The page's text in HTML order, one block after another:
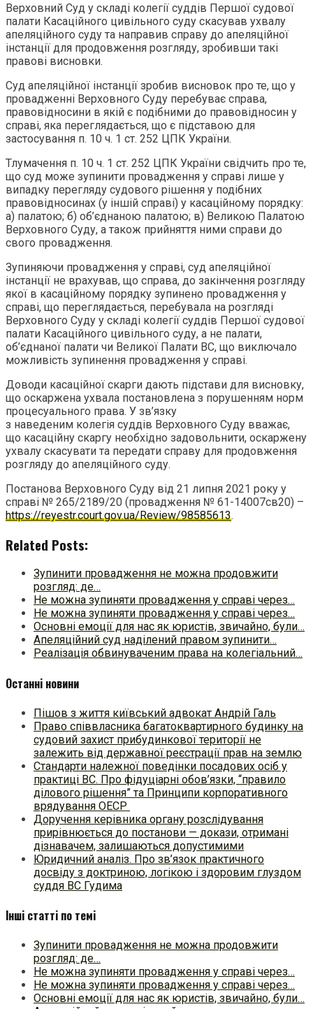
Верховний Суд у складі колегії суддів Першої судової
палати Касаційного цивільного суду скасував ухвалу
апеляційного суду та направив справу до апеляційної
інстанції для продовження розгляду, зробивши такі
правові висновки.
Суд апеляційної інстанції зробив висновок про те, що у
провадженні Верховного Суду перебуває справа,
правовідносини в якій є подібними до правовідносин у
справі, яка переглядається, що є підставою для
застосування п. 10 ч. 1 ст. 252 ЦПК України.
Тлумачення п. 10 ч. 1 ст. 252 ЦПК України свідчить про те,
що суд може зупинити провадження у справі лише у
випадку перегляду судового рішення у подібних
правовідносинах (у іншій справі) у касаційному порядку:
а) палатою; б) об’єднаною палатою; в) Великою Палатою
Верховного Суду, а також прийняття ними справи до
свого провадження.
Зупиняючи провадження у справі, суд апеляційної
інстанції не врахував, що справа, до закінчення розгляду
якої в касаційному порядку зупинено провадження у
справі, що переглядається, перебувала на розгляді
Верховного Суду у складі колегії суддів Першої судової
палати Касаційного цивільного суду, а не палати,
об’єднаної палати чи Великої Палати ВС, що виключало
можливість зупинення провадження у справі.
Доводи касаційної скарги дають підстави для висновку,
що оскаржена ухвала постановлена з порушенням норм
процесуального права. У зв’язку
з наведеним колегія суддів Верховного Суду вважає,
що касаційну скаргу необхідно задовольнити, оскаржену
ухвалу скасувати та передати справу для продовження
розгляду до апеляційного суду.
Постанова Верховного Суду від 21 липня 2021 року у
справі № 265/2189/20 (провадження № 61-14007св20) –
https://reyestr.court.gov.ua/Review/98585613.
Related Posts:
Зупинити провадження не можна продовжити
розгляд: де…
Не можна зупиняти провадження у справі через…
Не можна зупиняти провадження у справі через…
Основні емоції для нас як юристів, звичайно, були…
Апеляційний суд наділений правом зупинити…
Реалізація обвинуваченим права на колегіальний…
Останні новини
Пішов з життя київський адвокат Андрій Галь
Право співвласника багатоквартирного будинку на
судовий захист прибудинкової території не
залежить від державної реєстрації прав на землю
Стандарти належної поведінки посадових осіб у
практиці ВC. Про фідуціарні обов’язки, “правило
ділового рішення” та Принципи корпоративного
врядування ОЕСР
Доручення керівника органу розслідування
прирівнюється до постанови — докази, отримані
дізнавачем, залишаються допустимими
Юридичний аналіз. Про зв’язок практичного
досвіду з доктриною, логікою і здоровим глуздом
суддя ВС Гудима
Інші статті по темі
Зупинити провадження не можна продовжити
розгляд: де…
Не можна зупиняти провадження у справі через…
Не можна зупиняти провадження у справі через…
Основні емоції для нас як юристів, звичайно, були…